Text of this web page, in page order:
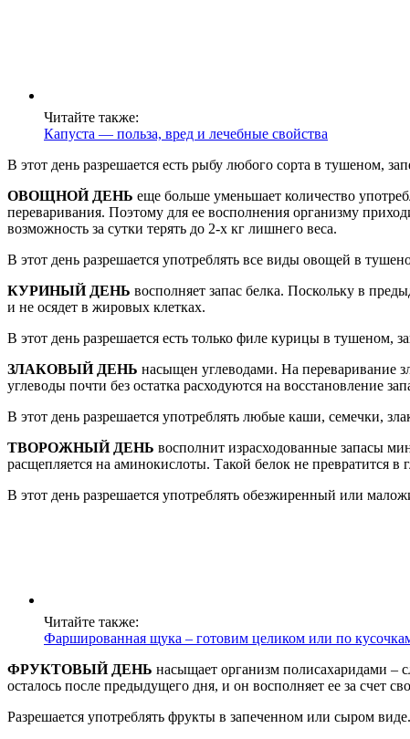
Читайте также:
Капуста — польза, вред и лечебные свойства
В этот день разрешается есть рыбу любого сорта в тушеном,
ОВОЩНОЙ ДЕНЬ еще больше уменьшает количество
переваривания. Поэтому для ее восполнения организму
возможность за сутки терять до 2-х кг лишнего веса.
В этот день разрешается употреблять все виды овощей в
КУРИНЫЙ ДЕНЬ восполняет запас белка. Поскольку в
и не осядет в жировых клетках.
В этот день разрешается есть только филе курицы в тушеном,
ЗЛАКОВЫЙ ДЕНЬ насыщен углеводами. На переваривание
углеводы почти без остатка расходуются на восстановление
В этот день разрешается употреблять любые каши, семечки,
ТВОРОЖНЫЙ ДЕНЬ восполнит израсходованные запасы
расщепляется на аминокислоты. Такой белок не превратится
В этот день разрешается употреблять обезжиренный или
Читайте также:
Фаршированная щука – готовим целиком или по
ФРУКТОВЫЙ ДЕНЬ насыщает организм полисахаридами –
осталось после предыдущего дня, и он восполняет ее за счет
Разрешается употреблять фрукты в запеченном или сыром